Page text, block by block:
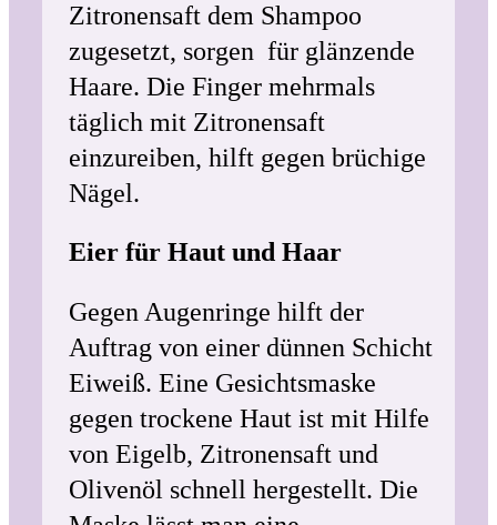
Zitronensaft dem Shampoo
zugesetzt, sorgen für glänzende
Haare. Die Finger mehrmals
täglich mit Zitronensaft
einzureiben, hilft gegen brüchige
Nägel.
Eier für Haut und Haar
Gegen Augenringe hilft der
Auftrag von einer dünnen Schicht
Eiweiß. Eine Gesichtsmaske
gegen trockene Haut ist mit Hilfe
von Eigelb, Zitronensaft und
Olivenöl schnell hergestellt. Die